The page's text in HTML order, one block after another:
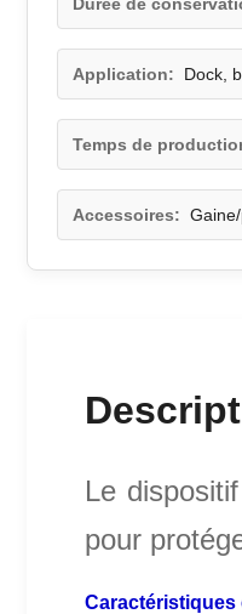
Application: Dock,
Temps de
Accessoires:
Le
pour